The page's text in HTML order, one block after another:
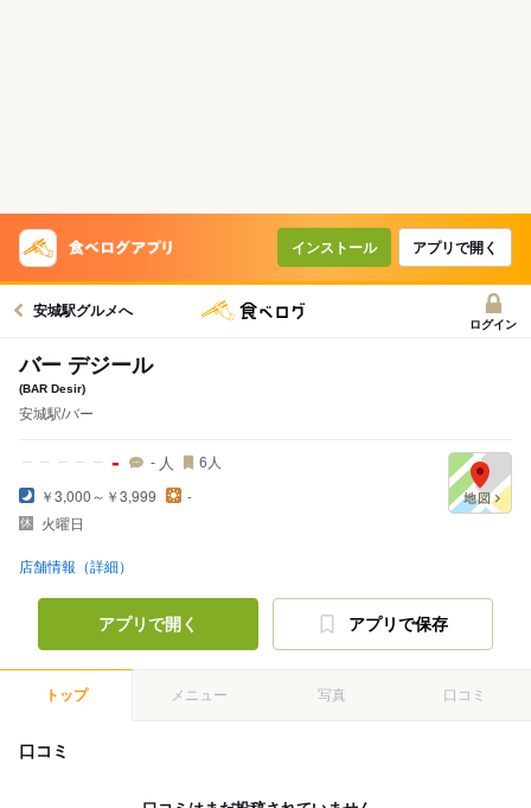
インストール アプリで開く
安城駅グルメへ
ログイン
バー デジール
(BAR Desir)
安城駅/バー
- - 人 6 人
￥3,000～￥3,999
-
火曜日
店舗情報（詳細）
アプリで開く アプリで保存
トップ メニュー 写真 口コミ
口コミ